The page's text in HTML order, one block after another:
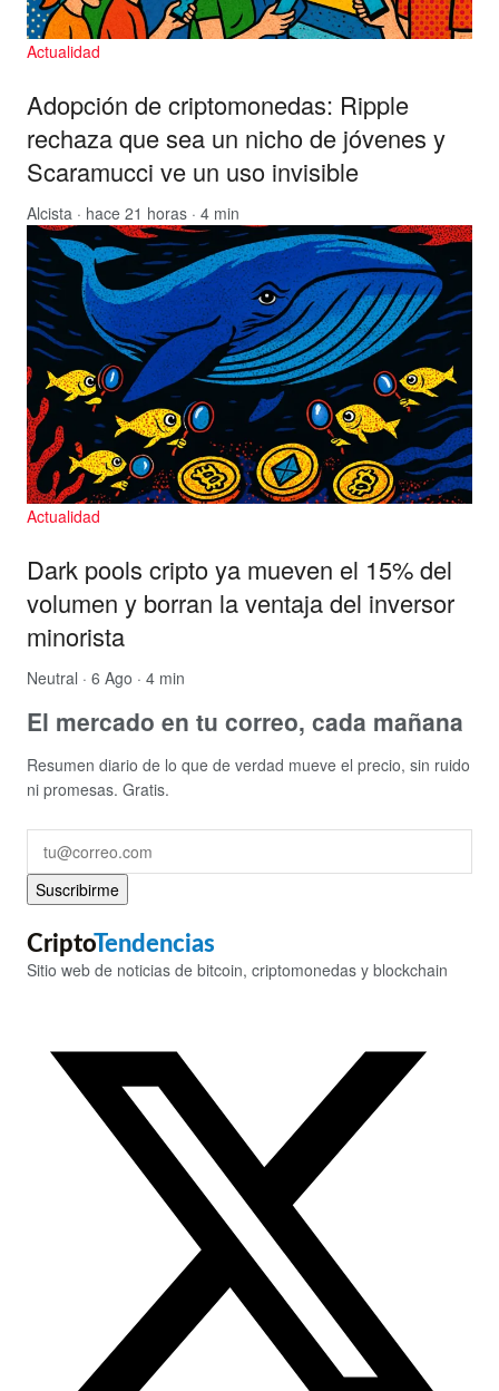
Actualidad
Adopción de criptomonedas: Ripple
rechaza que sea un nicho de jóvenes y
Scaramucci ve un uso invisible
Alcista · hace 21 horas · 4 min
Actualidad
Dark pools cripto ya mueven el 15% del
volumen y borran la ventaja del inversor
minorista
Neutral · 6 Ago · 4 min
El mercado en tu correo, cada mañana
Resumen diario de lo que de verdad mueve el precio, sin ruido
ni promesas. Gratis.
Suscribirme
CriptoTendencias
Sitio web de noticias de bitcoin, criptomonedas y blockchain